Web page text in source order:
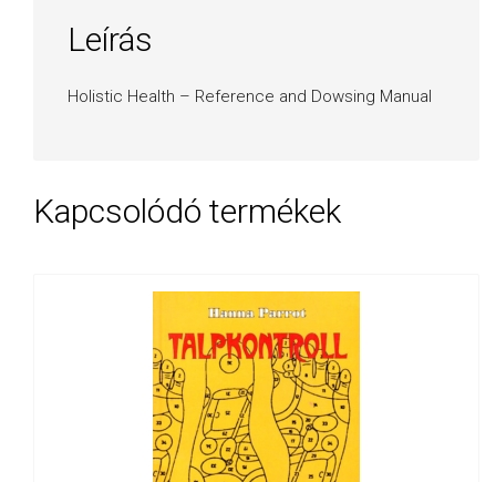
Leírás
Holistic Health – Reference and Dowsing Manual
Kapcsolódó termékek